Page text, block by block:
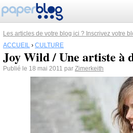
Les articles de votre blog ici ? Inscrivez votre
ACCUEIL › CULTURE
Joy Wild / Une artiste à
Publié le 18 mai 2011 par Zimerkeith